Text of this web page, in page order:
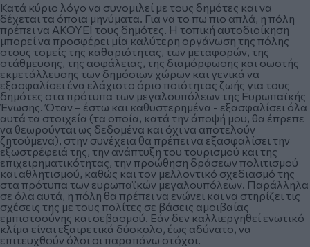
Κατά κύριο λόγο να συνομιλεί με τους δημότες και να
δέχεται τα όποια μηνύματα. Για να το πω πιο απλά, η πόλη
πρέπει να ΑΚΟΥΕΙ τους δημότες. Η τοπική αυτοδιοίκηση
μπορεί να προσφέρει μία καλύτερη οργάνωση της πόλης
στους τομείς της καθαριότητας, των μεταφορών, της
στάθμευσης, της ασφάλειας, της διαμόρφωσης και σωστής
εκμετάλλευσης των δημόσιων χώρων και γενικά να
εξασφαλίσει ένα ελάχιστο όριο ποιότητας ζωής για τους
δημότες στα πρότυπα των μεγαλουπόλεων της Ευρωπαϊκής
Ένωσης. Όταν – έστω και καθυστερημένα - εξασφαλίσει όλα
αυτά τα στοιχεία (τα οποία, κατά την άποψή μου, θα έπρεπε
να θεωρούνται ως δεδομένα και όχι να αποτελούν
ζητούμενα), στην συνέχεια θα πρέπει να εξασφαλίσει την
εξωστρέφειά της, την ανάπτυξη του τουρισμού και της
επιχειρηματικότητας, την προώθηση δράσεων πολιτισμού
και αθλητισμού, καθώς και τον μελλοντικό σχεδιασμό της
στα πρότυπα των ευρωπαϊκών μεγαλουπόλεων. Παράλληλα
σε όλα αυτά, η πόλη θα πρέπει να ενώνει και να στηρίζει τις
σχέσεις της με τους πολίτες σε βάσεις αμοιβαίας
εμπιστοσύνης και σεβασμού. Εάν δεν καλλιεργηθεί ενωτικό
κλίμα είναι εξαιρετικά δύσκολο, έως αδύνατο, να
επιτευχθούν όλοι οι παραπάνω στόχοι.